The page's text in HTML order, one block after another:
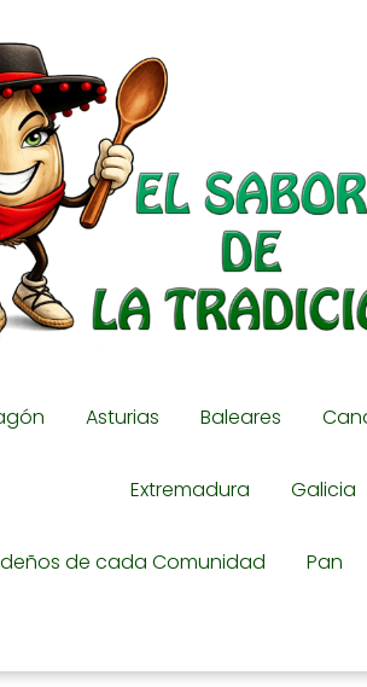
Asturias Baleares
Extremadura Galicia
de cada Comunidad Pan